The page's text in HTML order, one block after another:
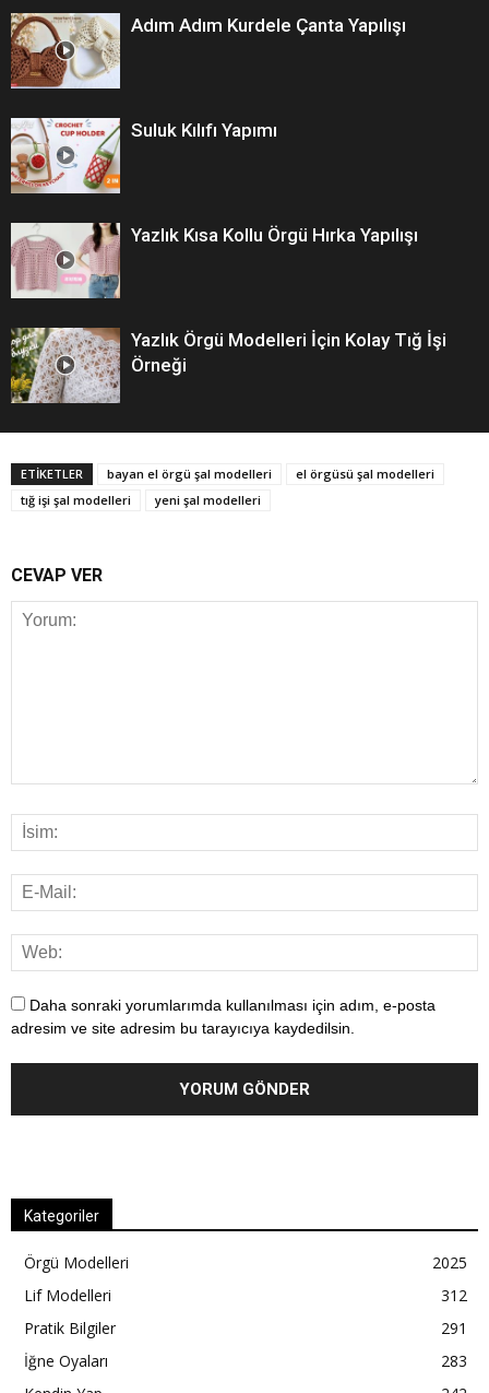
Adım Adım Kurdele Çanta Yapılışı
Suluk Kılıfı Yapımı
Yazlık Kısa Kollu Örgü Hırka Yapılışı
Yazlık Örgü Modelleri İçin Kolay Tığ İşi
Örneği
ETİKETLER bayan el örgü şal modelleri
el örgüsü şal modelleri
tığ işi şal modelleri
yeni şal modelleri
CEVAP VER
Daha sonraki yorumlarımda kullanılması için adım, e-posta
adresim ve site adresim bu tarayıcıya kaydedilsin.
Kategoriler
Örgü Modelleri
2025
Lif Modelleri
312
Pratik Bilgiler
291
İğne Oyaları
283